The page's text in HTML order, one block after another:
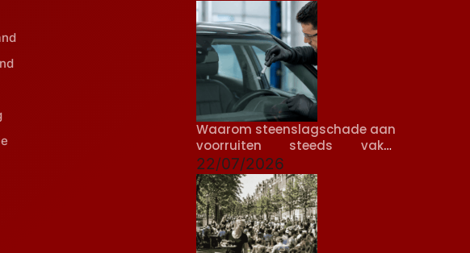
Waarom steenslagschade aan
voorruiten steeds vaker
voorkomt
22/07/2026